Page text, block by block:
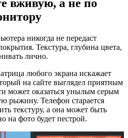
вживую, а не по
никогда не передаст
Текстура, глубина цвета,
лично.
любого экрана искажает
на сайте выглядел приятным
может оказаться унылым серым
рыжину. Телефон старается
текстуру, а она может быть
на фото будет пестрой.